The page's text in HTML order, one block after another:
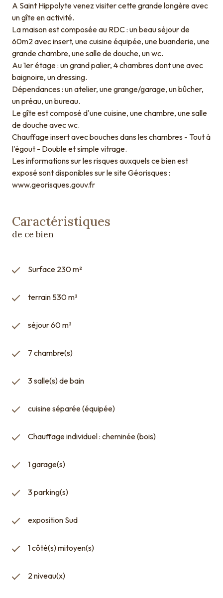
A Saint Hippolyte venez visiter cette grande longère avec
un gîte en activité.
La maison est composée au RDC : un beau séjour de
60m2 avec insert, une cuisine équipée, une buanderie, une
grande chambre, une salle de douche, un wc.
Au 1er étage : un grand palier, 4 chambres dont une avec
baignoire, un dressing.
Dépendances : un atelier, une grange/garage, un bûcher,
un préau, un bureau.
Le gîte est composé d'une cuisine, une chambre, une salle
de douche avec wc.
Chauffage insert avec bouches dans les chambres - Tout à
l'égout - Double et simple vitrage.
Les informations sur les risques auxquels ce bien est
exposé sont disponibles sur le site Géorisques :
www.georisques.gouv.fr
Caractéristiques
de ce bien
Surface 230 m²
terrain 530 m²
séjour 60 m²
7 chambre(s)
3 salle(s) de bain
cuisine séparée (équipée)
Chauffage individuel : cheminée (bois)
1 garage(s)
3 parking(s)
exposition Sud
1 côté(s) mitoyen(s)
2 niveau(x)